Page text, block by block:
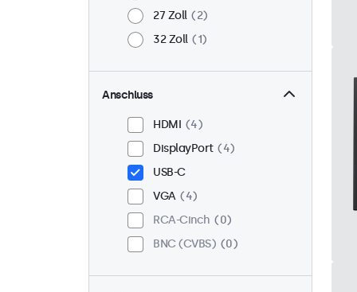
27 Zoll
2
32 Zoll
1
Anschluss
HDMI
4
DisplayPort
4
USB-C
VGA
4
RCA-Cinch
0
BNC (CVBS)
0